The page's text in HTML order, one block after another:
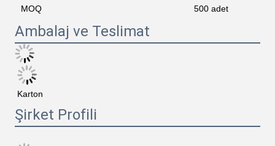
MOQ
500 adet
Ambalaj ve Teslimat
Karton
Şirket Profili